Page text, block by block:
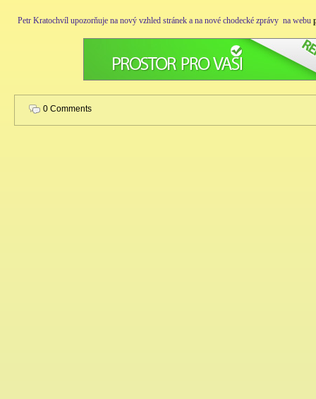
Petr Kratochvíl upozorňuje na nový vzhled stránek a na nové chodecké zprávy na webu
0 Comments